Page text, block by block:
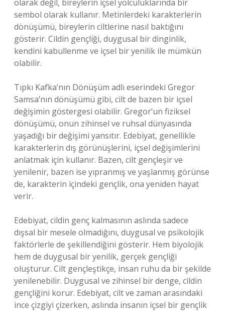
olarak değil, bireylerin içsel yolculuklarında bir
sembol olarak kullanır. Metinlerdeki karakterlerin
dönüşümü, bireylerin ciltlerine nasıl baktığını
gösterir. Cildin gençliği, duygusal bir dinginlik,
kendini kabullenme ve içsel bir yenilik ile mümkün
olabilir.
Tıpkı Kafka’nın Dönüşüm adlı eserindeki Gregor
Samsa’nın dönüşümü gibi, cilt de bazen bir içsel
değişimin göstergesi olabilir. Gregor’un fiziksel
dönüşümü, onun zihinsel ve ruhsal dünyasında
yaşadığı bir değişimi yansıtır. Edebiyat, genellikle
karakterlerin dış görünüşlerini, içsel değişimlerini
anlatmak için kullanır. Bazen, cilt gençleşir ve
yenilenir, bazen ise yıpranmış ve yaşlanmış görünse
de, karakterin içindeki gençlik, ona yeniden hayat
verir.
Edebiyat, cildin genç kalmasının aslında sadece
dışsal bir mesele olmadığını, duygusal ve psikolojik
faktörlerle de şekillendiğini gösterir. Hem biyolojik
hem de duygusal bir yenilik, gerçek gençliği
oluşturur. Cilt gençleştikçe, insan ruhu da bir şekilde
yenilenebilir. Duygusal ve zihinsel bir denge, cildin
gençliğini korur. Edebiyat, cilt ve zaman arasındaki
ince çizgiyi çizerken, aslında insanın içsel bir gençlik